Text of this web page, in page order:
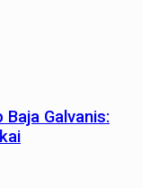
Galvanis: